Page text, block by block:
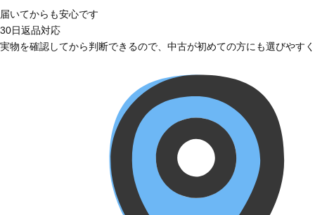
届いてからも安心です
30日返品対応
実物を確認してから判断できるので、中古が初めての方にも選びやす